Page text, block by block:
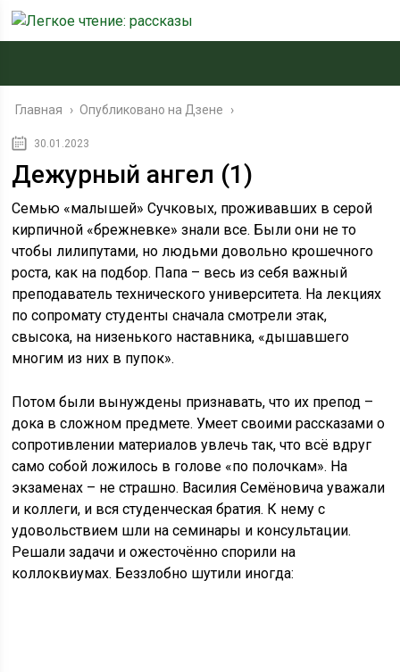
Главная › Опубликовано на Дзене ›
30.01.2023
Дежурный ангел (1)
Семью «малышей» Сучковых, проживавших в серой
кирпичной «брежневке» знали все. Были они не то
чтобы лилипутами, но людьми довольно крошечного
роста, как на подбор. Папа – весь из себя важный
преподаватель технического университета. На лекциях
по сопромату студенты сначала смотрели этак,
свысока, на низенького наставника, «дышавшего
многим из них в пупок».
Потом были вынуждены признавать, что их препод –
дока в сложном предмете. Умеет своими рассказами о
сопротивлении материалов увлечь так, что всё вдруг
само собой ложилось в голове «по полочкам». На
экзаменах – не страшно. Василия Семёновича уважали
и коллеги, и вся студенческая братия. К нему с
удовольствием шли на семинары и консультации.
Решали задачи и ожесточённо спорили на
коллоквиумах. Беззлобно шутили иногда: